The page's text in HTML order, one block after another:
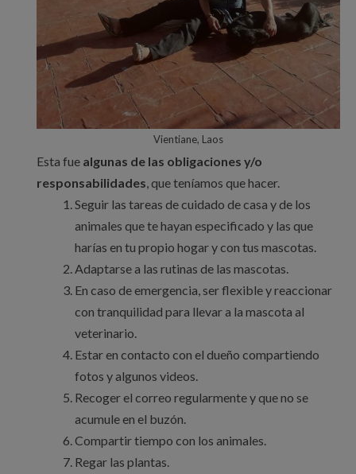
Vientiane, Laos
Esta fue algunas de las obligaciones y/o
responsabilidades, que teníamos que hacer.
Seguir las tareas de cuidado de casa y de los
animales que te hayan especificado y las que
harías en tu propio hogar y con tus mascotas.
Adaptarse a las rutinas de las mascotas.
En caso de emergencia, ser flexible y reaccionar
con tranquilidad para llevar a la mascota al
veterinario.
Estar en contacto con el dueño compartiendo
fotos y algunos videos.
Recoger el correo regularmente y que no se
acumule en el buzón.
Compartir tiempo con los animales.
Regar las plantas.